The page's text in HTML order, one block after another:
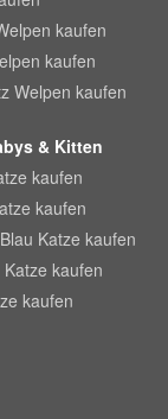
kaufen
kaufen
Welpen kaufen
& Kitten
kaufen
kaufen
Katze kaufen
kaufen
kaufen